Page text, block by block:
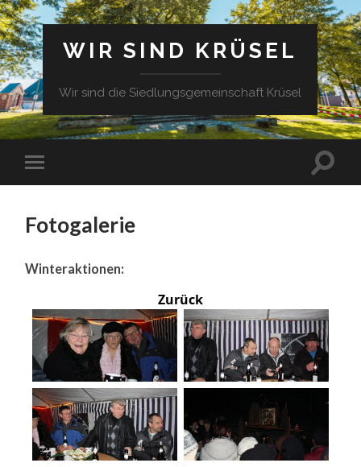
WIR SIND KRÜSEL
Wir sind die Siedlungsgemeinschaft Krüsel
Fotogalerie
Winteraktionen:
Zurück